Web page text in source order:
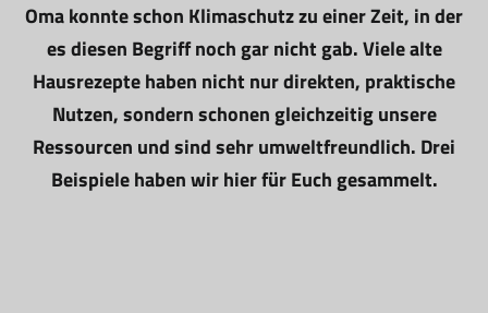
Oma konnte schon Klimaschutz zu einer Zeit, in der
es diesen Begriff noch gar nicht gab. Viele alte
Hausrezepte haben nicht nur direkten, praktische
Nutzen, sondern schonen gleichzeitig unsere
Ressourcen und sind sehr umweltfreundlich. Drei
Beispiele haben wir hier für Euch gesammelt.